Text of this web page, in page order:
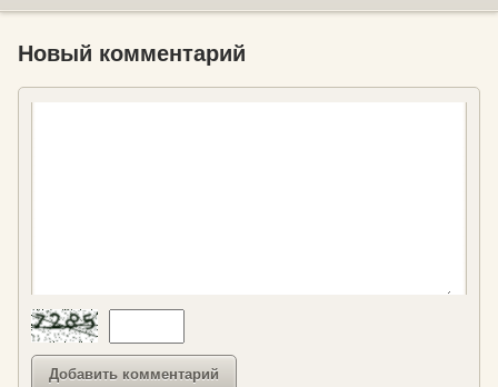
Новый комментарий